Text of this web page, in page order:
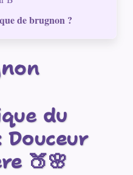
de brugnon ?
du
🍑🌸